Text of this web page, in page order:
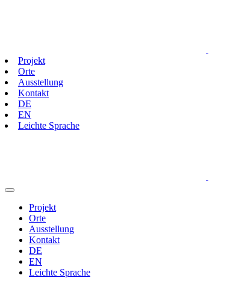
Projekt
Orte
Ausstellung
Kontakt
DE
EN
Leichte Sprache
Projekt
Orte
Ausstellung
Kontakt
DE
EN
Leichte Sprache